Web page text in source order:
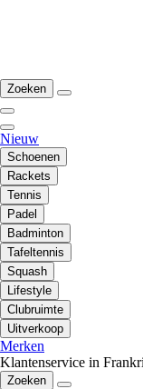
Zoeken
Nieuw
Schoenen
Rackets
Tennis
Padel
Badminton
Tafeltennis
Squash
Lifestyle
Clubruimte
Uitverkoop
Merken
Klantenservice in
Zoeken